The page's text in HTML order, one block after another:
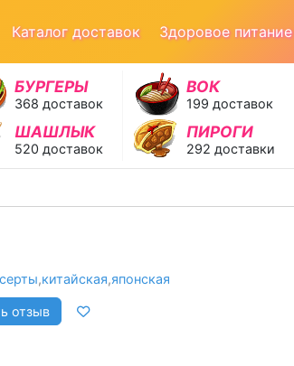
Каталог доставок Здоровое питание
БУРГЕРЫ
368 доставок
ВОК
199 доставок
ШАШЛЫК
520 доставок
ПИРОГИ
292 доставки
,китайская,японская
отзыв